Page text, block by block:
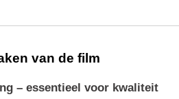
van de film
– essentieel voor kwaliteit